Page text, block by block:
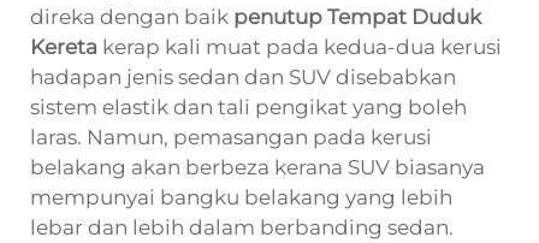
direka dengan baik penutup Tempat Duduk
Kereta kerap kali muat pada kedua-dua kerusi
hadapan jenis sedan dan SUV disebabkan
sistem elastik dan tali pengikat yang boleh
laras. Namun, pemasangan pada kerusi
belakang akan berbeza kerana SUV biasanya
mempunyai bangku belakang yang lebih
lebar dan lebih dalam berbanding sedan.